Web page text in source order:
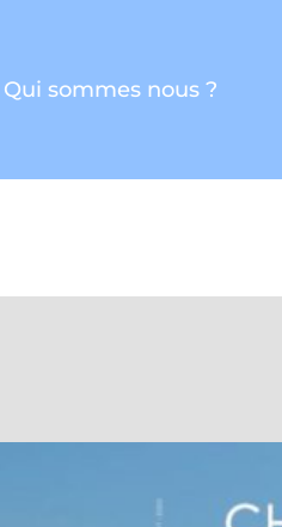
Qui sommes nous ?